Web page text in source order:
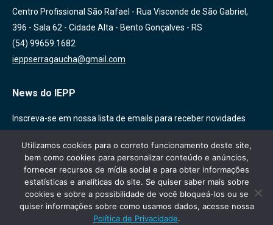
Centro Profissional São Rafael - Rua Visconde de São Gabriel,
396 - Sala 62 - Cidade Alta - Bento Gonçalves - RS
(54) 99659.1682
ieppserragaucha@gmail.com
News do IEPP
Inscreva-se em nossa lista de emails para receber novidades
Utilizamos cookies para o correto funcionamento deste site,
bem como cookies para personalizar conteúdo e anúncios,
fornecer recursos de mídia social e para obter informações
estatísticas e analíticas do site. Se quiser saber mais sobre
cookies e sobre a possibilidade de você bloqueá-los ou se
quiser informações sobre como usamos dados, acesse nossa
Política de Privacidade.